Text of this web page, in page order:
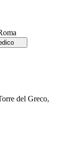
del Greco,